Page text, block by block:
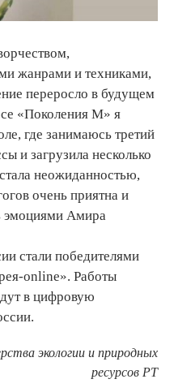
жанрами и техниками,
переросло в будущем
«Поколения М» я
где занимаюсь третий
и загрузила несколько
неожиданностью,
очень приятна и
эмоциями Амира
стали победителями
online». Работы
в цифровую
экологии и природных
ресурсов РТ